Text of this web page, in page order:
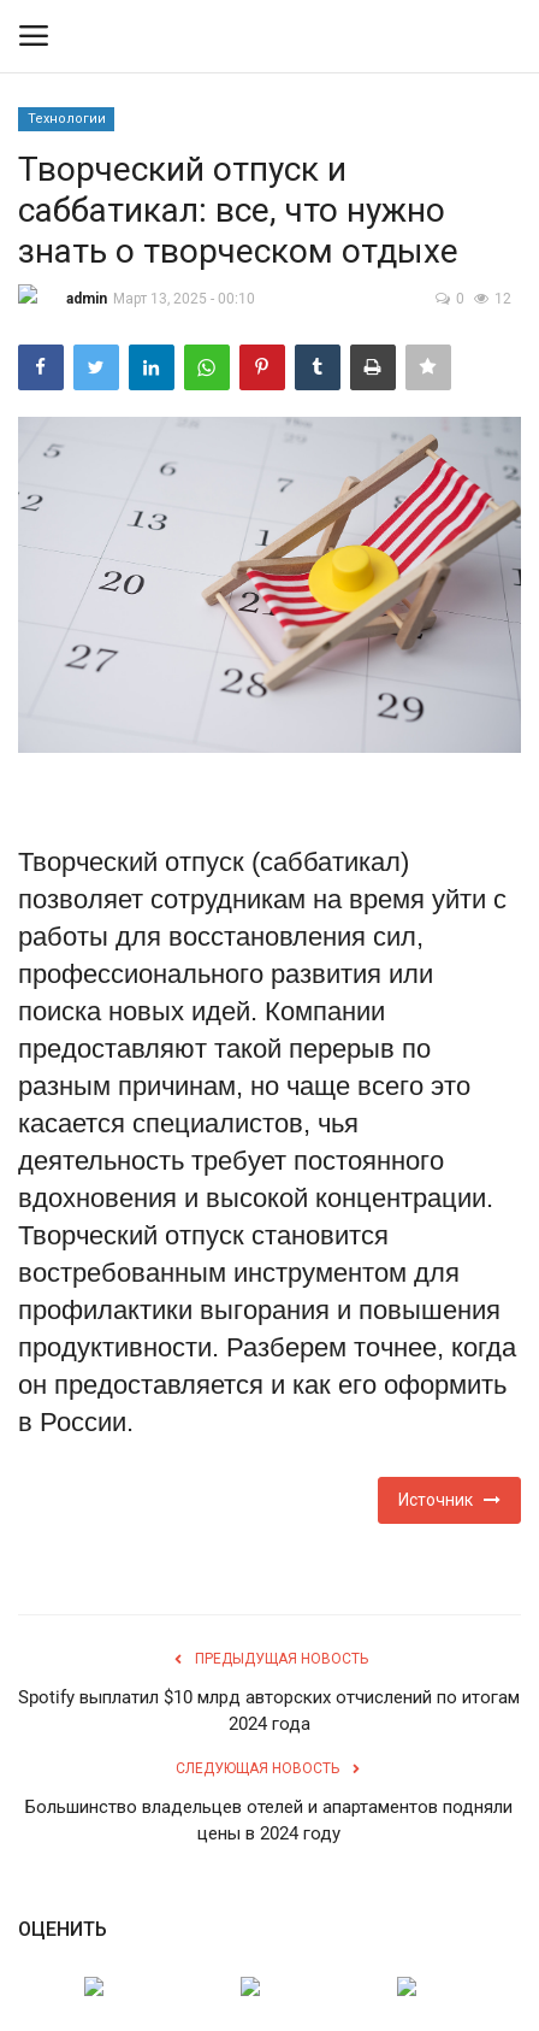
Контакты
Правила размещения
Экономика
Технологии
Недвижимость
Шоу-бизнес
В мире
Россия
English Русский
Технологии
Творческий отпуск и
саббатикал: все, что нужно
знать о творческом отдыхе
admin Март 13, 2025 - 00:10 0 12
Творческий отпуск (саббатикал)
позволяет сотрудникам на время уйти с
работы для восстановления сил,
профессионального развития или
поиска новых идей. Компании
предоставляют такой перерыв по
разным причинам, но чаще всего это
касается специалистов, чья
деятельность требует постоянного
вдохновения и высокой концентрации.
Творческий отпуск становится
востребованным инструментом для
профилактики выгорания и повышения
продуктивности. Разберем точнее, когда
он предоставляется и как его оформить
в России.
Источник
ПРЕДЫДУЩАЯ НОВОСТЬ
Spotify выплатил $10 млрд авторских отчислений по итогам
2024 года
СЛЕДУЮЩАЯ НОВОСТЬ
Большинство владельцев отелей и апартаментов подняли
цены в 2024 году
ОЦЕНИТЬ